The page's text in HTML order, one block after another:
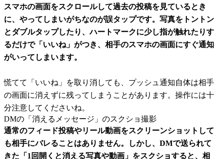
スマホの画面をスクロールして過去の投稿を見ているとき
に、やってしまいがちなのが誤タップです。写真をトントン
とダブルタップしたり、ハートマークに少し指が触れたりす
るだけで「いいね」がつき、相手のスマホの画面にすぐ通知
がいってしまいます。
慌てて「いいね」を取り消しても、プッシュ通知自体は相手
の画面に消えずに残ってしまうことがあります。操作には十
分注意してくださいね。
DMの「消えるメッセージ」のスクショ撮影
通常のフィード投稿やリール動画をスクリーンショットして
も相手にバレることはありません。しかし、DMで送られて
きた「1回開くと消える写真や動画」をスクショすると、相